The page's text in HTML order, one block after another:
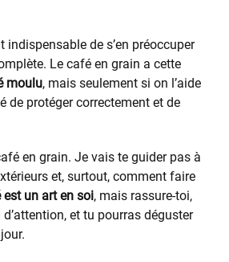
de s’en préoccuper
Le café en grain a cette
moulu, mais seulement si on l’aide
de protéger correctement et de
en grain. Je vais te guider pas à
et, surtout, comment faire
un art en soi, mais rassure-toi,
et tu pourras déguster